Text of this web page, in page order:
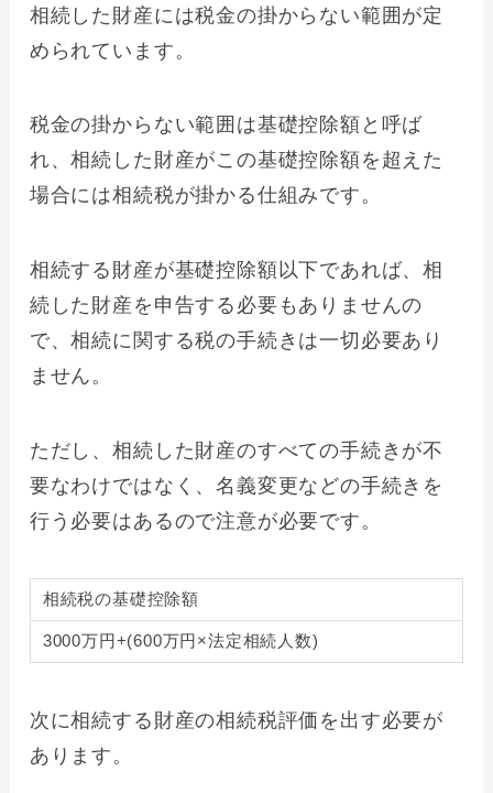
相続した財産には税金の掛からない範囲が定
められています。
税金の掛からない範囲は基礎控除額と呼ば
れ、相続した財産がこの基礎控除額を超えた
場合には相続税が掛かる仕組みです。
相続する財産が基礎控除額以下であれば、相
続した財産を申告する必要もありませんの
で、相続に関する税の手続きは一切必要あり
ません。
ただし、相続した財産のすべての手続きが不
要なわけではなく、名義変更などの手続きを
行う必要はあるので注意が必要です。
相続税の基礎控除額
3000万円+(600万円×法定相続人数)
次に相続する財産の相続税評価を出す必要が
あります。